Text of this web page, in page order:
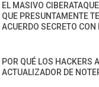
EL MASIVO
QUE PRESUNTAMENTE
ACUERDO SECRETO CON
POR QUÉ LOS HACKERS
ACTUALIZADOR DE